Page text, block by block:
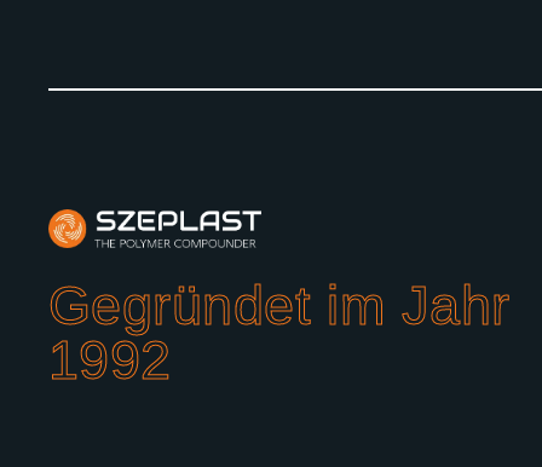
Gegründet im Jahr
1992